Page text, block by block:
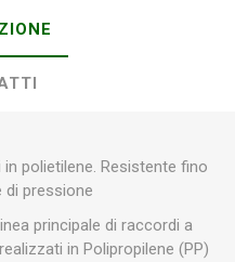
polietilene. Resistente fino
pressione
principale di raccordi a
in Polipropilene (PP)